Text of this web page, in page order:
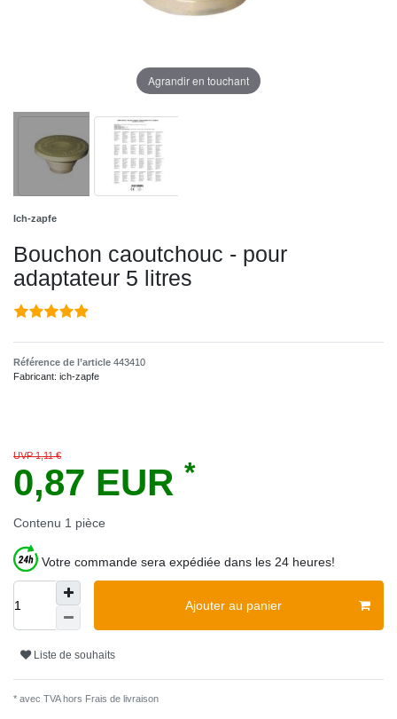
Agrandir en touchant
Ich-zapfe
Bouchon caoutchouc - pour
adaptateur 5 litres
Référence de l’article 443410
Fabricant: ich-zapfe
UVP 1,11 €
0,87 EUR *
Contenu 1 pièce
Votre commande sera expédiée dans les 24 heures!
Ajouter au panier
Liste de souhaits
* avec TVA hors Frais de livraison